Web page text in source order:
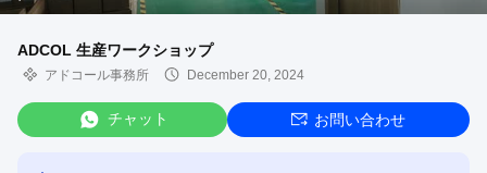
ADCOL 生産ワークショップ
アドコール事務所 December 20, 2024
チャット お問い合わせ